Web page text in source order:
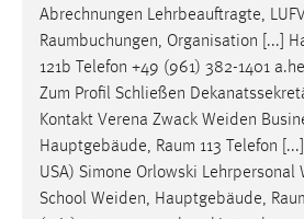
Abrechnungen Lehrbeauftragte,
Raumbuchungen, Organisation [...]
121b Telefon +49 (961) 382-1401
Zum Profil Schließen
Kontakt Verena Zwack Weiden
Hauptgebäude, Raum 113 Telefon
USA) Simone Orlowski Lehrpersonal
School Weiden, Hauptgebäude,